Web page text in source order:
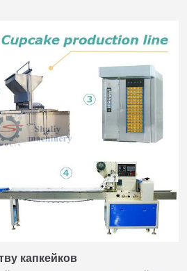
капкейков